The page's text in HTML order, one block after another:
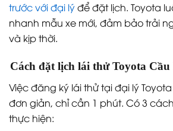
trước với đại lýđể đặt lịch. Toyota
nhanh mẫu xe mới, đảm bảo trải
và kịp thời.
Cách đặt lịch lái thử Toyota
Việc đăng ký lái thử tại đại lý
đơn giản, chỉ cần 1 phút. Có 3
thực hiện: